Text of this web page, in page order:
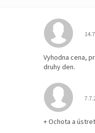
Vyhodna cena,
druhy den.
+ Ochota a